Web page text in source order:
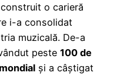
o carieră
i-a consolidat
muzicală. De-a
peste 100 de
și a câștigat